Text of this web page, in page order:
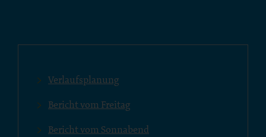
Verlaufsplanung
Bericht vom Freitag
Bericht vom Sonnabend